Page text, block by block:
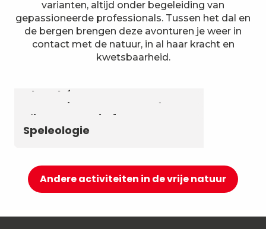
varianten, altijd onder begeleiding van
gepassioneerde professionals. Tussen het dal en
de bergen brengen deze avonturen je weer in
contact met de natuur, in al haar kracht en
kwetsbaarheid.
Chambéry Montagnes
Canyoning en aquarando
Klimmen en via ferrata
Speleologie
Andere activiteiten in de vrije natuur